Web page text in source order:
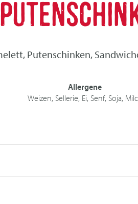
Putenschinken,
Allergene
Weizen, Sellerie, Ei, Senf, Soja,